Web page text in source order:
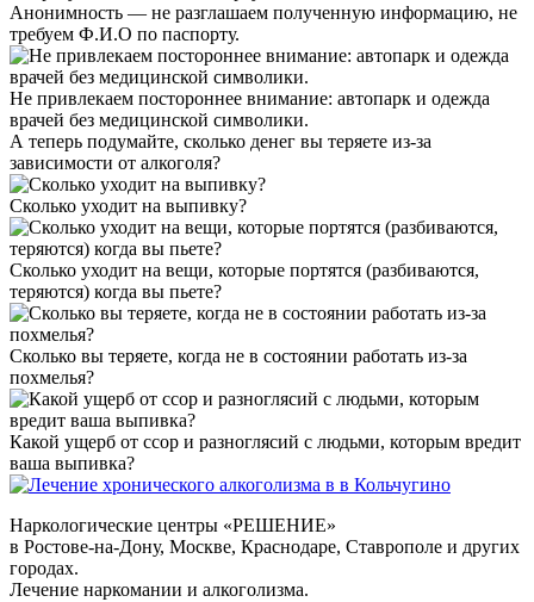
Анонимность — не разглашаем полученную информацию, не
требуем Ф.И.О по паспорту.
Не привлекаем постороннее внимание: автопарк и одежда
врачей без медицинской символики.
А теперь подумайте, сколько денег вы теряете из-за
зависимости от алкоголя?
Сколько уходит на выпивку?
Сколько уходит на вещи, которые портятся (разбиваются,
теряются) когда вы пьете?
Сколько вы теряете, когда не в состоянии работать из-за
похмелья?
Какой ущерб от ссор и разноглясий с людьми, которым вредит
ваша выпивка?
Наркологические центры «РЕШЕНИЕ»
в Ростове-на-Дону, Москве, Краснодаре, Ставрополе и других
городах.
Лечение наркомании и алкоголизма.